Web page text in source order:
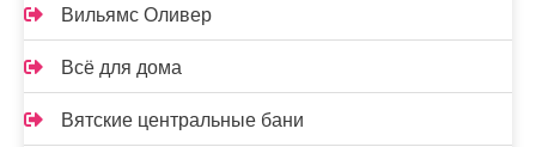
Вильямс Оливер
Всё для дома
Вятские центральные бани